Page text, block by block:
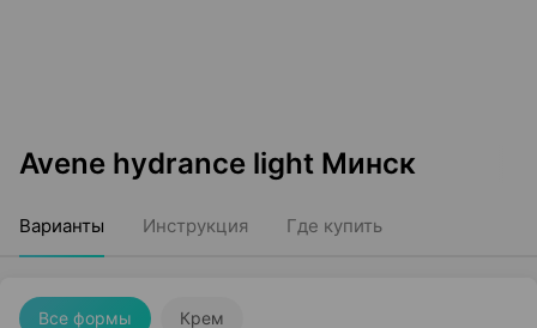
Avene hydrance light Минск
Варианты Инструкция Где купить
Все формы Крем